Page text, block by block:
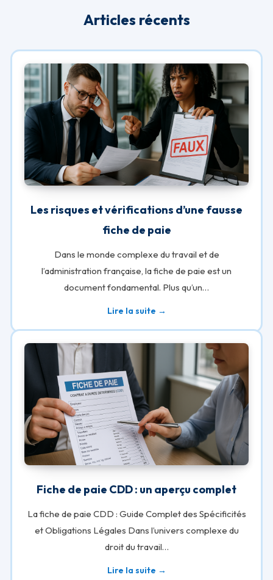
Articles récents
Les risques et vérifications d’une fausse
fiche de paie
Dans le monde complexe du travail et de
l’administration française, la fiche de paie est un
document fondamental. Plus qu’un…
Lire la suite →
Fiche de paie CDD : un aperçu complet
La fiche de paie CDD : Guide Complet des Spécificités
et Obligations Légales Dans l’univers complexe du
droit du travail…
Lire la suite →